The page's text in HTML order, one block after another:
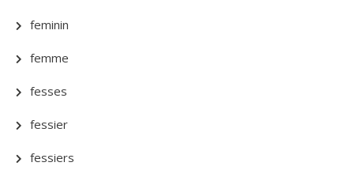
feminin
femme
fesses
fessier
fessiers